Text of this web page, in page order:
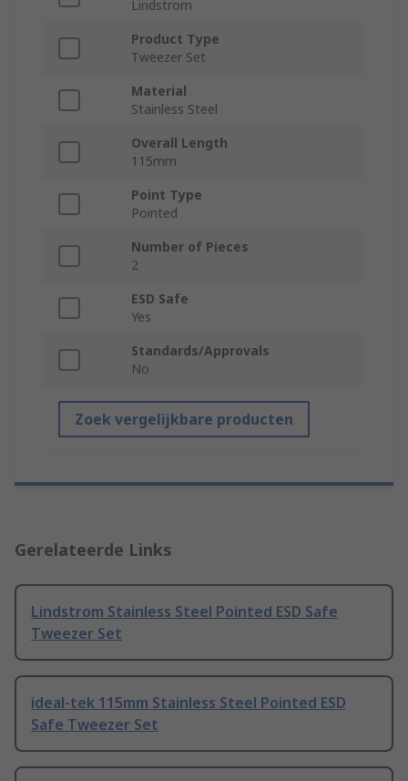
Lindstrom
Product Type
Tweezer Set
Material
Stainless Steel
Overall Length
115mm
Point Type
Pointed
Number of Pieces
2
ESD Safe
Yes
Standards/Approvals
No
Zoek vergelijkbare producten
Gerelateerde Links
Lindstrom Stainless Steel Pointed ESD Safe
Tweezer Set
ideal-tek 115mm Stainless Steel Pointed ESD
Safe Tweezer Set